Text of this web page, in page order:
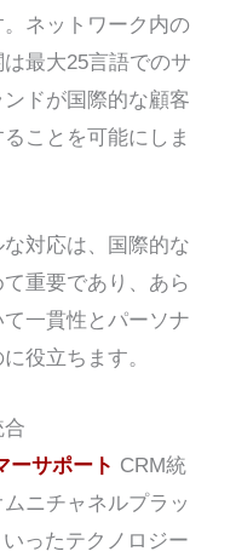
ネットワーク内の
最大25言語でのサ
ドが国際的な顧客
ことを可能にしま
対応は、国際的な
重要であり、あら
一貫性とパーソナ
役立ちます。
ーサポート CRM統
ニチャネルプラッ
ったテクノロジー